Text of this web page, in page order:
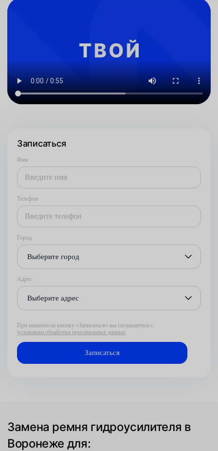
Записаться
Имя
Телефон
Город
Выберите город
Адрес
Выберите адрес
При нажатии на кнопку «Записаться» вы соглашаетесь с
условиями обработки персональных данных
Замена ремня гидроусилителя в
Воронеже для: